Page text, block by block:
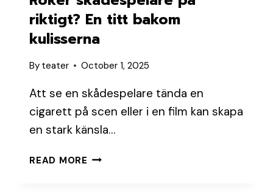
riktigt? En titt bakom
kulisserna
By teater October 1, 2025
Att se en skådespelare tända en
cigarett på scen eller i en film kan skapa
en stark känsla…
READ MORE RÖKER